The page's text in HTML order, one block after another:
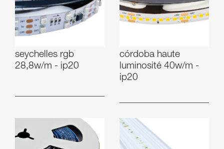
seychelles rgb
28,8w/m - ip20
córdoba haute
luminosité 40w/m -
ip20